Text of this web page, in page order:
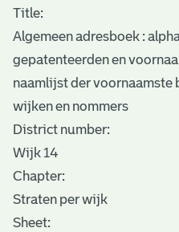
Title:
Algemeen adresboek :
gepatenteerden en
naamlijst der voornaamste
wijken en nommers
District number:
Wijk 14
Chapter:
Straten per wijk
Sheet: